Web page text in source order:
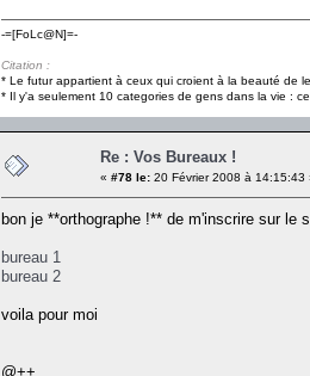
-=[FoLc@N]=-
Citation :
* Le futur appartient à ceux qui croient à la beauté de
* Il y'a seulement 10 categories de gens dans la vie :
Re : Vos Bureaux !
« #78 le: 20 Février 2008 à 14:15:43
bon je **orthographe !** de m'inscrire sur
bureau 1
bureau 2
voila pour moi
@++